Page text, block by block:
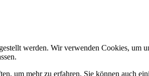
werden. Wir verwenden Cookies, um
um mehr zu erfahren. Sie können auch